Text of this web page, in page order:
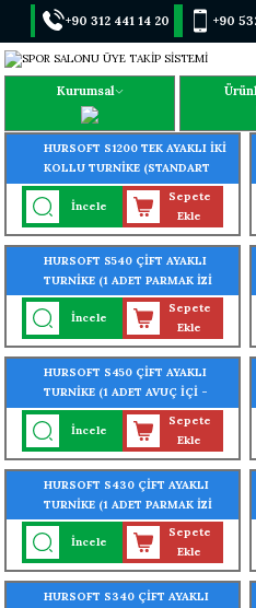
+90 312 441 14 20 +90
Kurumsal
HURSOFT S1200 TEK AYAKLI İKİ
KOLLU TURNİKE (STANDART
TURNİKE) (304 KALİTE
PASLANMAZ ÇELİK)
İncele
Sepete
Ekle
HURSOFT S540 ÇİFT AYAKLI
TURNİKE (1 ADET PARMAK İZİ
OKUYUCU TURNİKEYE
MONTELİ)
İncele
Sepete
Ekle
HURSOFT S450 ÇİFT AYAKLI
TURNİKE (1 ADET AVUÇ İÇİ -
PARMAK İZİ OKUYUCU
TURNİKEYE MONTELİ)
İncele
Sepete
Ekle
HURSOFT S430 ÇİFT AYAKLI
TURNİKE (1 ADET PARMAK İZİ
OKUYUCU TURNİKEYE
MONTELİ)
İncele
Sepete
Ekle
HURSOFT S340 ÇİFT AYAKLI